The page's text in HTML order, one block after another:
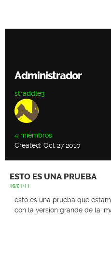
Administrador
straddle3
4 miembros
Created: Oct 27 2010
ESTO ES UNA PRUEBA
16/01/11
esto es una prueba que
con la version grande de la